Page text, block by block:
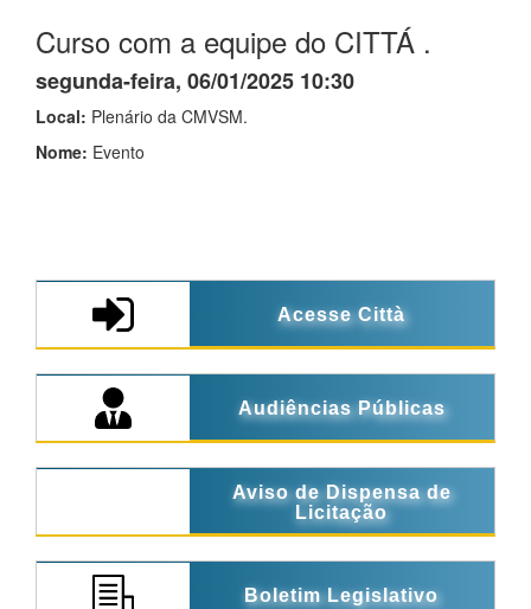
Curso com a equipe do CITTÁ .
segunda-feira, 06/01/2025 10:30
Local: Plenário da CMVSM.
Nome: Evento
Acesse Città
Audiências Públicas
Aviso de Dispensa de
Licitação
Boletim Legislativo